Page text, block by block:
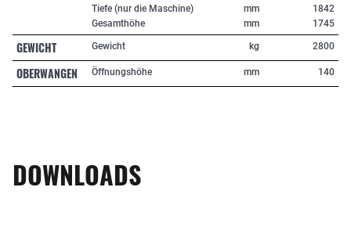
Tiefe (nur die Maschine)
Gesamthöhe
mm
mm
1842
1745
GEWICHT Gewicht kg 2800
OBERWANGEN Öffnungshöhe mm 140
DOWNLOADS